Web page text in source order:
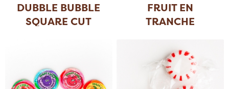
DUBBLE BUBBLE
SQUARE CUT
FRUIT EN
TRANCHE